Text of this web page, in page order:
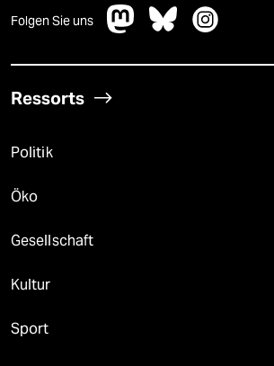
Folgen Sie uns
Ressorts
Politik
Öko
Gesellschaft
Kultur
Sport